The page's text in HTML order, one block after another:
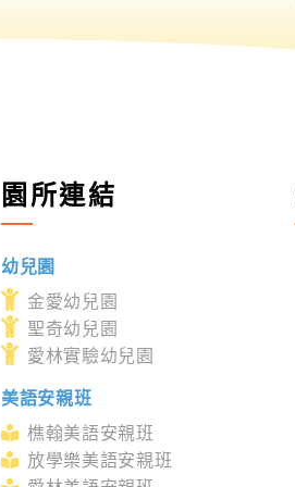
園所連結
幼兒園
金愛幼兒園
聖奇幼兒園
愛林實驗幼兒園
美語安親班
樵翰美語安親班
放學樂美語安親班